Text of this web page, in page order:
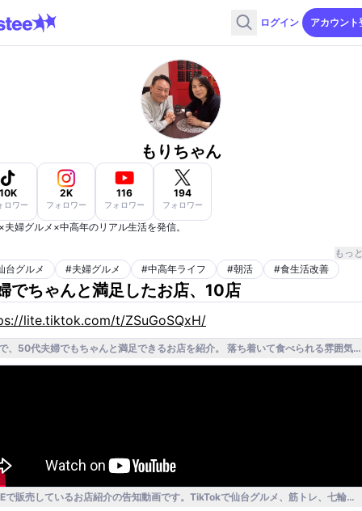
ログイン アカウント
もりちゃん
10K
ロワー
2K
フォロワー
116
フォロワー
194
フォロワー
夫婦グルメ×中高年のリアル生活を発信。
朝活・食習慣の見直しを通じて
でも生活が整うヒントを届けています。
・健康系サービスのPR対応可能です。
もっ
台グルメ
#夫婦グルメ #中高年ライフ #朝活 #食生活改善
でちゃんと満足したお店、10店
lite.tiktok.com/t/ZSuGoSQxH/
で販売しているお店紹介の告知動画です。TikTokで仙台グルメ、筋トレ、七輪ラ